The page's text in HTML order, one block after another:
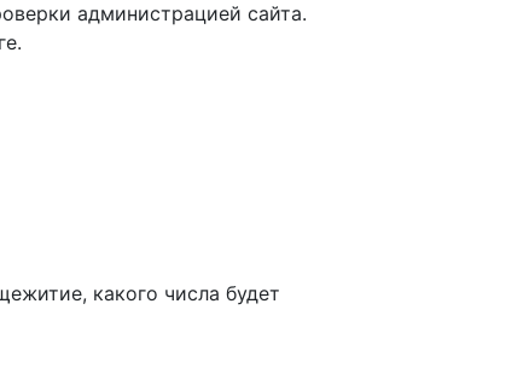
администрацией сайта.
какого числа будет